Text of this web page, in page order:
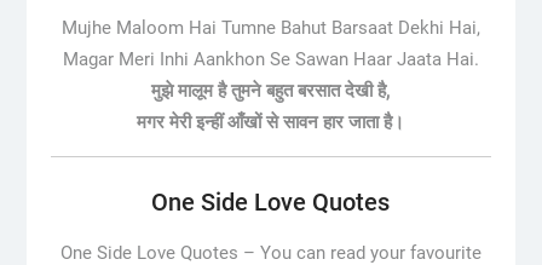
Mujhe Maloom Hai Tumne Bahut Barsaat Dekhi Hai,
Magar Meri Inhi Aankhon Se Sawan Haar Jaata Hai.
मुझे मालूम है तुमने बहुत बरसात देखी है,
मगर मेरी इन्हीं आँखों से सावन हार जाता है।
One Side Love Quotes
One Side Love Quotes – You can read your favourite